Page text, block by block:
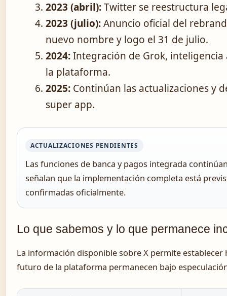
2023 (abril):Twitter se reestructura
2023 (julio):Anuncio oficial del
nuevo nombre y logo el 31 de julio.
2024:Integración de Grok,
la plataforma.
2025: Continúan las actualizaciones y
super app.
ACTUALIZACIONES PENDIENTES
Las funciones de banca y pagos integrada
señalan que la implementación completa está
confirmadas oficialmente.
Lo que sabemos y lo que permanece
La información disponible sobre X permite
futuro de la plataforma permanecen bajo